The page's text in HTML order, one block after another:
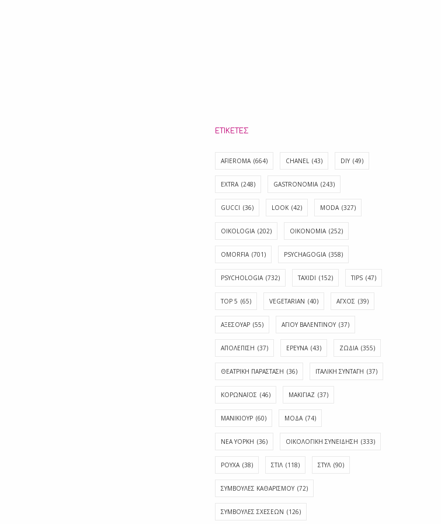
ΕΤΙΚΈΤΕΣ
AFIEROMA (664) CHANEL (43) DIY (49)
EXTRA (248) GASTRONOMIA (243)
GUCCI (36) LOOK (42) MODA (327)
OIKOLOGIA (202) OIKONOMIA (252)
OMORFIA (701) PSYCHAGOGIA (358)
PSYCHOLOGIA (732) TAXIDI (152) TIPS (47)
TOP 5 (65) VEGETARIAN (40) ΑΓΧΟΣ (39)
ΑΞΕΣΟΥΑΡ (55) ΑΓΊΟΥ ΒΑΛΕΝΤΊΝΟΥ (37)
ΑΠΟΛΈΠΙΣΗ (37) ΕΡΕΥΝΑ (43) ΖΩΔΙΑ (355)
ΘΕΑΤΡΙΚΗ ΠΑΡΑΣΤΑΣΗ (36) ΙΤΑΛΙΚΗ ΣΥΝΤΑΓΗ (37)
ΚΟΡΩΝΑΪΟΣ (46) ΜΑΚΙΓΙΑΖ (37)
ΜΑΝΙΚΙΟΥΡ (60) ΜΟΔΑ (74)
ΝΕΑ ΥΟΡΚΗ (36) ΟΙΚΟΛΟΓΙΚΗ ΣΥΝΕΙΔΗΣΗ (333)
ΡΟΥΧΑ (38) ΣΤΙΛ (118) ΣΤΥΛ (90)
ΣΥΜΒΟΥΛΕΣ ΚΑΘΑΡΙΣΜΟΥ (72)
ΣΥΜΒΟΥΛΕΣ ΣΧΕΣΕΩΝ (126)